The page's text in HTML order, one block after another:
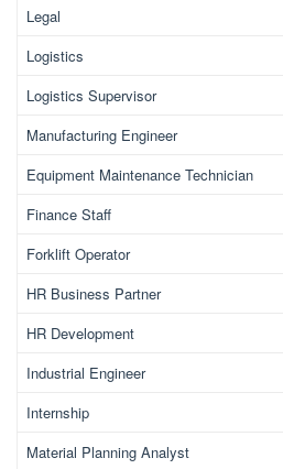
Legal
Logistics
Logistics Supervisor
Manufacturing Engineer
Equipment Maintenance Technician
Finance Staff
Forklift Operator
HR Business Partner
HR Development
Industrial Engineer
Internship
Material Planning Analyst